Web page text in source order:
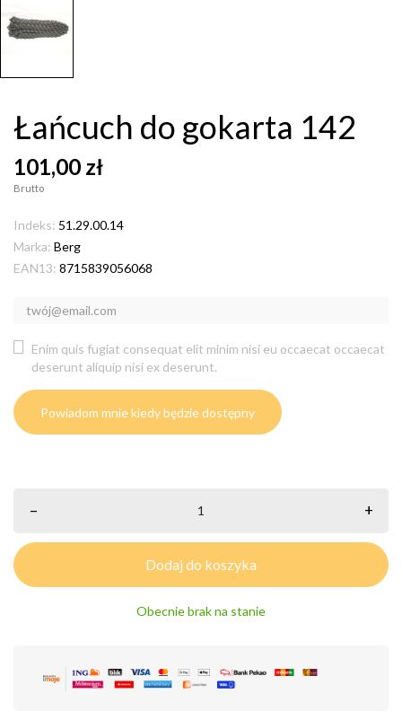
Łańcuch do gokarta 142
101,00 zł
Brutto
Indeks: 51.29.00.14
Marka: Berg
EAN13: 8715839056068
Enim quis fugiat consequat elit minim nisi eu occaecat occaecat
deserunt aliquip nisi ex deserunt.
Powiadom mnie kiedy będzie dostępny
– +
Dodaj do koszyka
Obecnie brak na stanie